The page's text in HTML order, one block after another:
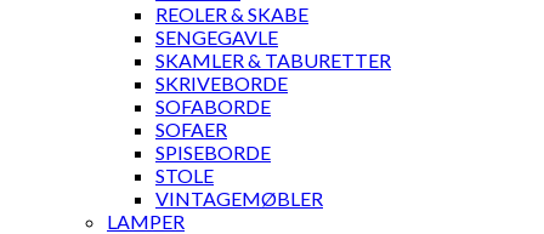
REOLER & SKABE
SENGEGAVLE
SKAMLER & TABURETTER
SKRIVEBORDE
SOFABORDE
SOFAER
SPISEBORDE
STOLE
VINTAGEMØBLER
LAMPER